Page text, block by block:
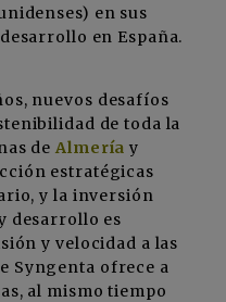
en sus
en España.
nuevos desafíos
de toda la
deAlmería y
estratégicas
y la inversión
desarrollo es
y velocidad a las
Syngenta ofrece a
al mismo tiempo